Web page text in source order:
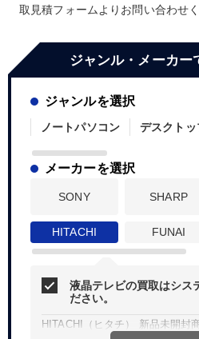
取見積フォームよりお問い合わせく
ジャンル・メーカー
ジャンルを選択
ノートパソコン デスクト
メーカーを選択
SONY SHARP
HITACHI FUNAI
液晶テレビの買取はシス
ださい。
HITACHI（ヒタチ） 新品未開封